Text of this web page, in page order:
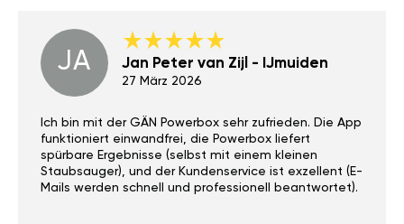
JA Jan Peter van Zijl - IJmuiden
27 März 2026
Ich bin mit der GÄN Powerbox sehr zufrieden. Die App
funktioniert einwandfrei, die Powerbox liefert
spürbare Ergebnisse (selbst mit einem kleinen
Staubsauger), und der Kundenservice ist exzellent (E-
Mails werden schnell und professionell beantwortet).